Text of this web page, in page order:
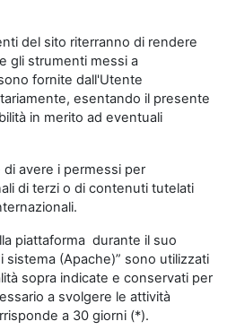
del sito riterranno di rendere
gli strumenti messi a
fornite dall'Utente
esentando il presente
in merito ad eventuali
avere i permessi per
di terzi o di contenuti tutelati
piattaforma durante il suo
(Apache)” sono utilizzati
sopra indicate e conservati per
a svolgere le attività
a 30 giorni (*).